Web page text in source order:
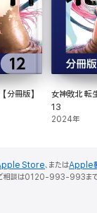
分冊版】
女神敗北 転
13
2024年
Apple Store、またはApple
、ご相談は0120-993-993